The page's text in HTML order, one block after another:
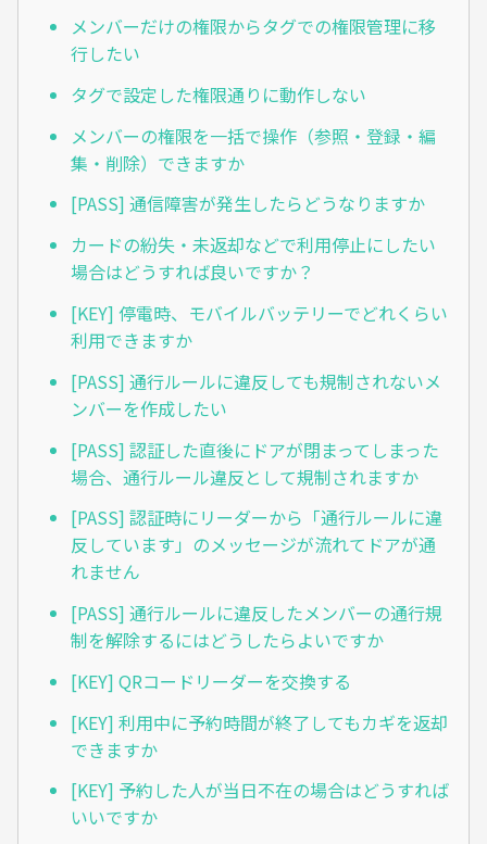
メンバーだけの権限からタグでの権限管理に移
行したい
タグで設定した権限通りに動作しない
メンバーの権限を一括で操作（参照・登録・編
集・削除）できますか
[PASS] 通信障害が発生したらどうなりますか
カードの紛失・未返却などで利用停止にしたい
場合はどうすれば良いですか？
[KEY] 停電時、モバイルバッテリーでどれくらい
利用できますか
[PASS] 通行ルールに違反しても規制されないメ
ンバーを作成したい
[PASS] 認証した直後にドアが閉まってしまった
場合、通行ルール違反として規制されますか
[PASS] 認証時にリーダーから「通行ルールに違
反しています」のメッセージが流れてドアが通
れません
[PASS] 通行ルールに違反したメンバーの通行規
制を解除するにはどうしたらよいですか
[KEY] QRコードリーダーを交換する
[KEY] 利用中に予約時間が終了してもカギを返却
できますか
[KEY] 予約した人が当日不在の場合はどうすれば
いいですか